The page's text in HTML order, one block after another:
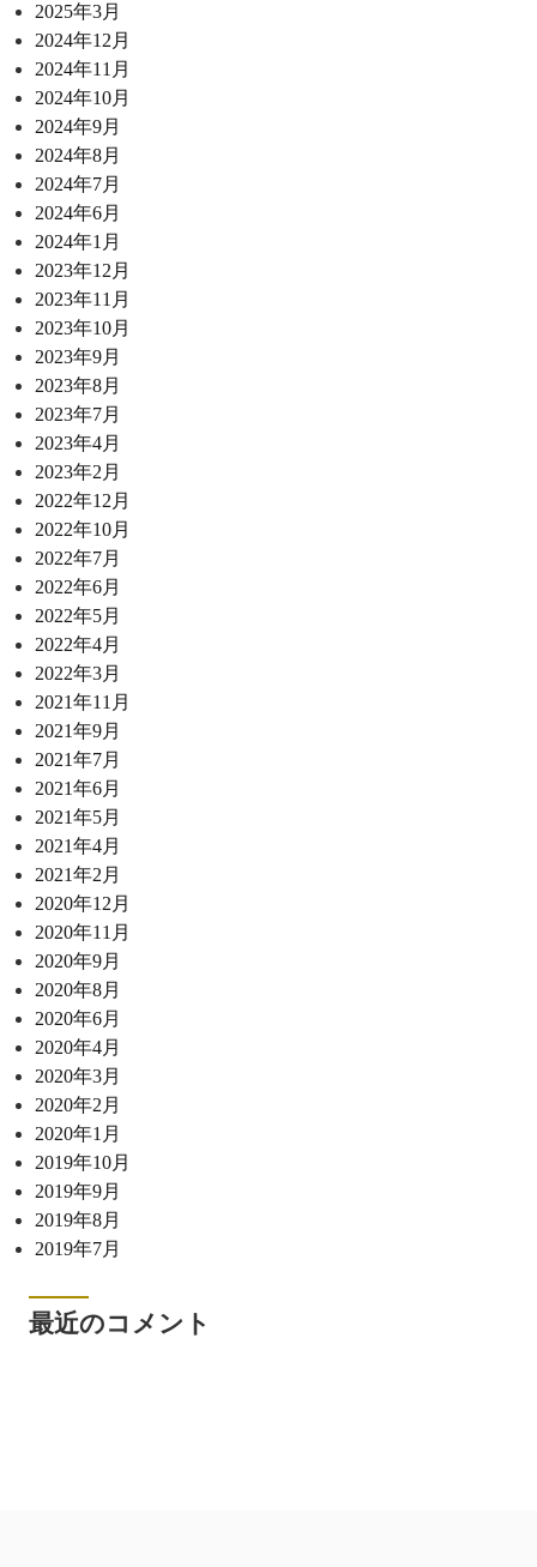
2025年3月
2024年12月
2024年11月
2024年10月
2024年9月
2024年8月
2024年7月
2024年6月
2024年1月
2023年12月
2023年11月
2023年10月
2023年9月
2023年8月
2023年7月
2023年4月
2023年2月
2022年12月
2022年10月
2022年7月
2022年6月
2022年5月
2022年4月
2022年3月
2021年11月
2021年9月
2021年7月
2021年6月
2021年5月
2021年4月
2021年2月
2020年12月
2020年11月
2020年9月
2020年8月
2020年6月
2020年4月
2020年3月
2020年2月
2020年1月
2019年10月
2019年9月
2019年8月
2019年7月
最近のコメント